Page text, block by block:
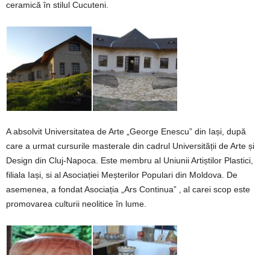
ceramică în stilul Cucuteni.
A absolvit Universitatea de Arte „George Enescu” din Iași, după
care a urmat cursurile masterale din cadrul Universității de Arte și
Design din Cluj-Napoca. Este membru al Uniunii Artiștilor Plastici,
filiala Iași, si al Asociației Meșterilor Populari din Moldova. De
asemenea, a fondat Asociația „Ars Continua” ‚ al carei scop este
promovarea culturii neolitice în lume.